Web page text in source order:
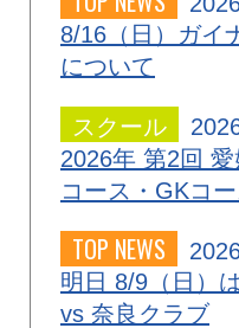
8/16（日）ガイ
について
スクール
2026年 第2回
コース・GKコ
TOP NEWS
明日 8/9（日）
vs 奈良クラブ